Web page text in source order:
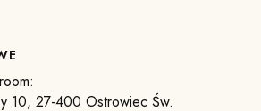
10, 27-400 Ostrowiec Św.